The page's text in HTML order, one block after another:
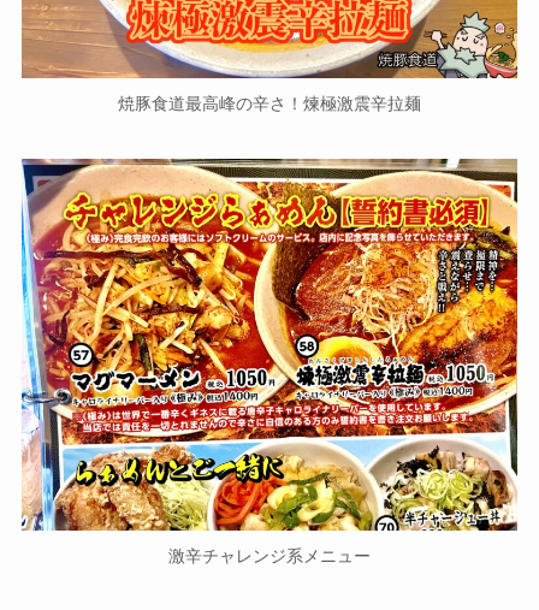
焼豚食道最高峰の辛さ！煉極激震辛拉麺
激辛チャレンジ系メニュー